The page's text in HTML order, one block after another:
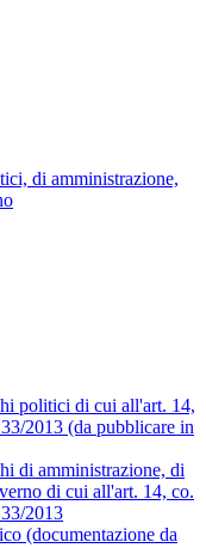
di amministrazione,
politici di cui all'art. 14,
2013 (da pubblicare in
di amministrazione, di
di cui all'art. 14, co.
2013
(documentazione da